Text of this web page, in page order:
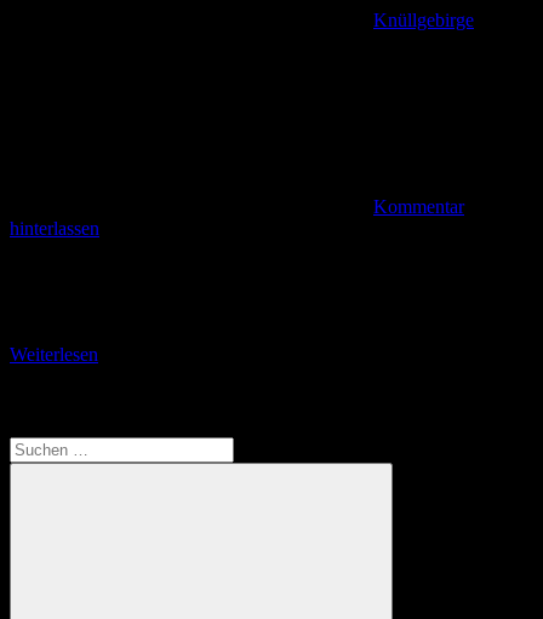
Knüllgebirge
Kommentar
hinterlassen
Weiterlesen
Suchen
nach: